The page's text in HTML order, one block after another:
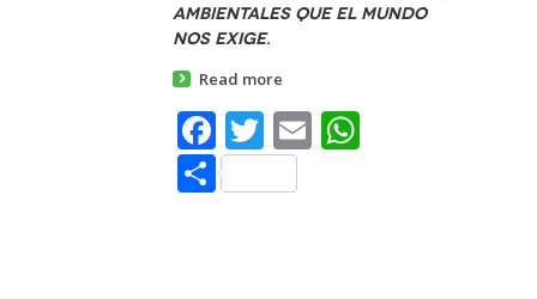
ambientales que el mundo
nos exige.
Read more
Facebook
Twitter
Email
Share